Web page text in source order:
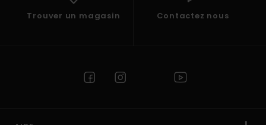
Trouver un magasin Contactez nous